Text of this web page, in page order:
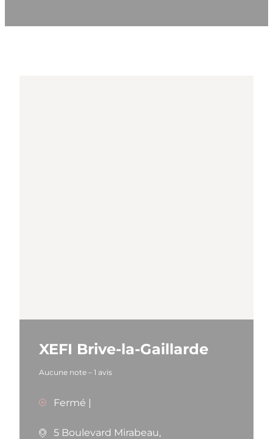
XEFI Brive-la-Gaillarde
Aucune note – 1 avis
Fermé |
5 Boulevard Mirabeau,